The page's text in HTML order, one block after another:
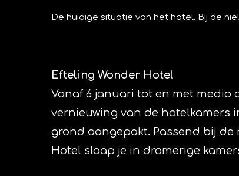
De huidige situatie van het hotel. Bij de
Efteling Wonder Hotel
Vanaf 6 januari tot en met medio
vernieuwing van de hotelkamers
grond aangepakt. Passend bij
Hotel slaap je in dromerige